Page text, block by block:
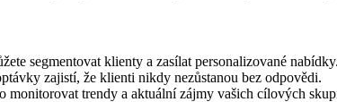
segmentovat klienty a zasílat personalizované nabídky.
zajistí, že klienti nikdy nezůstanou bez odpovědi.
monitorovat trendy a aktuální zájmy vašich cílových